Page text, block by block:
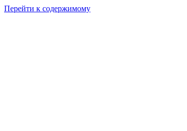
Перейти к содержимому